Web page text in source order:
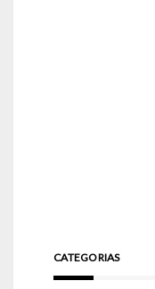
CATEGORIAS